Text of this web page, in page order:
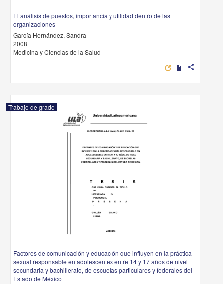
El análisis de puestos, importancia y utilidad dentro de las
organizaciones
García Hernández, Sandra
2008
Medicina y Ciencias de la Salud
share
Trabajo de grado
Factores de comunicación y educación que influyen en la práctica
sexual responsable en adolescentes entre 14 y 17 años de nivel
secundaria y bachillerato, de escuelas particulares y federales del
Estado de México